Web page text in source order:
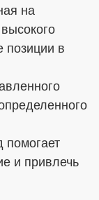
на
позиции в
помогает
и привлечь